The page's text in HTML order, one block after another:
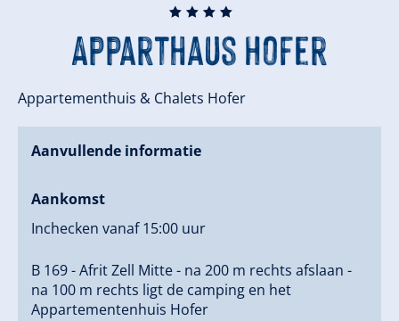
🞙 🞙 🞙 🞙
Apparthaus Hofer
Appartementhuis & Chalets Hofer
Aanvullende informatie
Aankomst
Inchecken vanaf 15:00 uur
B 169 - Afrit Zell Mitte - na 200 m rechts afslaan -
na 100 m rechts ligt de camping en het
Appartementenhuis Hofer